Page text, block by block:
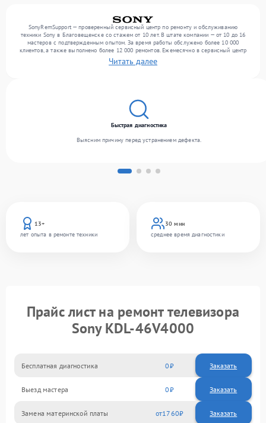
SonyRemSupport — проверенный сервисный центр по ремонту и обслуживанию
техники Sony в Благовещенске со стажем от 10 лет. В штате компании — от 10 до 16
мастеров с подтвержденным опытом. За время работы обслужено более 10 000
клиентов, а также выполнено более 12 000 ремонтов. Ежемесячно в сервисный центр
поступает свыше 300 единиц техники, включая , , . Мы выполняем ремонт различного
уровня сложности и гарантируем высокое качество обслуживания благодаря
Читать далее
13+
лет опыта в ремонте техники
30 мин
среднее время диагностики
Быстрая диагностика
Выясним причину перед устранением дефекта.
Прайс лист на ремонт телевизора
Sony KDL-46V4000
Бесплатная диагностика 0 Заказать
Выезд мастера 0 Заказать
Замена материнской платы 1760